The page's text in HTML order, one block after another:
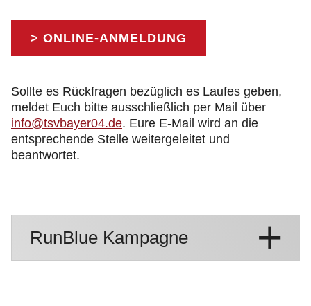
> ONLINE-ANMELDUNG
Sollte es Rückfragen bezüglich es Laufes geben,
meldet Euch bitte ausschließlich per Mail über
info@tsvbayer04.de. Eure E-Mail wird an die
entsprechende Stelle weitergeleitet und
beantwortet.
RunBlue Kampagne